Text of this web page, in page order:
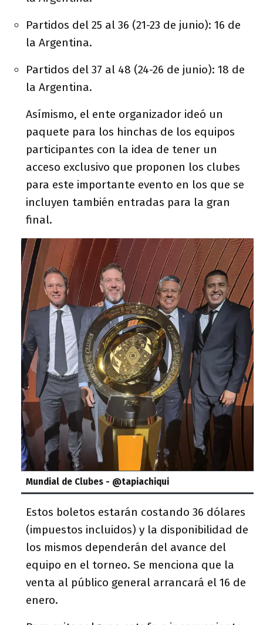
Partidos del 25 al 36 (21-23 de junio): 16 de
la Argentina.
Partidos del 37 al 48 (24-26 de junio): 18 de
la Argentina.
Asímismo, el ente organizador ideó un
paquete para los hinchas de los equipos
participantes con la idea de tener un
acceso exclusivo que proponen los clubes
para este importante evento en los que se
incluyen también entradas para la gran
final.
Mundial de Clubes - @tapiachiqui
Estos boletos estarán costando 36 dólares
(impuestos incluidos) y la disponibilidad de
los mismos dependerán del avance del
equipo en el torneo. Se menciona que la
venta al público general arrancará el 16 de
enero.